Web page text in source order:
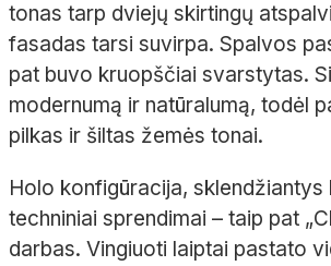
tonas tarp dviejų skirtingų
fasadas tarsi suvirpa. Spalvos
pat buvo kruopščiai svarstytas.
modernumą ir natūralumą, todėl
pilkas ir šiltas žemės tonai.
Holo konfigūracija, sklendžiantys
techniniai sprendimai – taip pat „
darbas. Vingiuoti laiptai pastato